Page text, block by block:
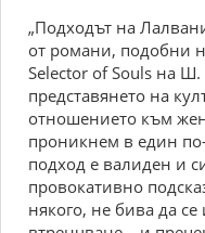
„Подходът на
от романи, подобни
Selector of Souls на
представянето на
отношението към
проникнем в един
подход е валиден и
провокативно
някого, не бива да